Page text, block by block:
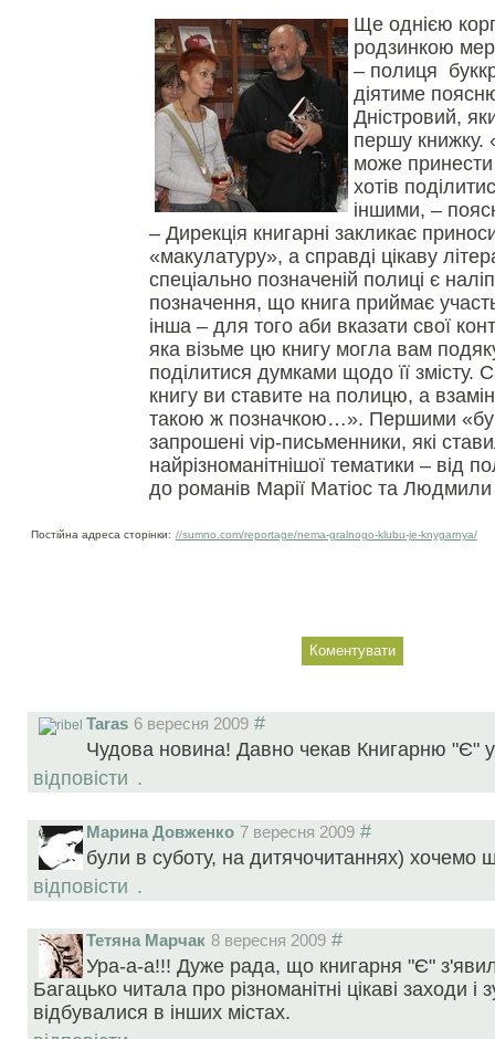
Ще однією
родзинкою
– полиця
діятиме
Дністровий,
першу книжку.
може
хотів
іншими, –
– Дирекція книгарні закликає
«макулатуру», а справді цікаву
спеціально позначеній полиці є
позначення, що книга приймає
інша – для того аби вказати свої
яка візьме цю книгу могла вам
поділитися думками щодо її змісту.
книгу ви ставите на полицю, а взамін
такою ж позначкою…». Першими
запрошені vip-письменники, які
найрізноманітнішої тематики – від
до романів Марії Матіос та
Постійна адреса сторінки: //sumno.com/reportage/nema-gralnogo-klubu-je-knygarnya/
Taras 6 вересня 2009 #
Чудова новина! Давно чекав Книгарню "Є"
відповісти .
Марина Довженко 7 вересня 2009 #
були в суботу, на дитячочитаннях) хочемо
відповісти .
Тетяна Марчак 8 вересня 2009 #
Ура-а-а!!! Дуже рада, що книгарня "Є"
Багацько читала про різноманітні цікаві заходи і
відбувалися в інших містах.